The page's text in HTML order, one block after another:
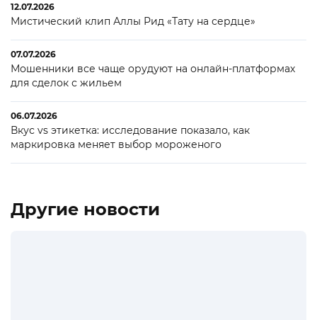
12.07.2026
Мистический клип Аллы Рид «Тату на сердце»
07.07.2026
Мошенники все чаще орудуют на онлайн-платформах
для сделок с жильем
06.07.2026
Вкус vs этикетка: исследование показало, как
маркировка меняет выбор мороженого
Другие новости